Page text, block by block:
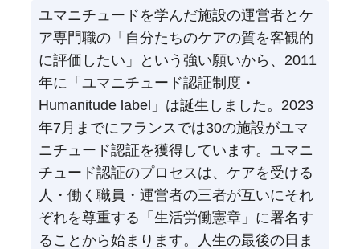
ユマニチュードを学んだ施設の運営者とケ
ア専門職の「自分たちのケアの質を客観的
に評価したい」という強い願いから、2011
年に「ユマニチュード認証制度・
Humanitude label」は誕生しました。2023
年7月までにフランスでは30の施設がユマ
ニチュード認証を獲得しています。ユマニ
チュード認証のプロセスは、ケアを受ける
人・働く職員・運営者の三者が互いにそれ
ぞれを尊重する「生活労働憲章」に署名す
ることから始まります。人生の最後の日ま